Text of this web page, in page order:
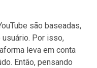
são baseadas,
Por isso,
leva em conta
Então, pensando